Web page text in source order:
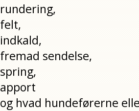
rundering,
felt,
indkald,
fremad sendelse,
spring,
apport
og hvad hundeførerne